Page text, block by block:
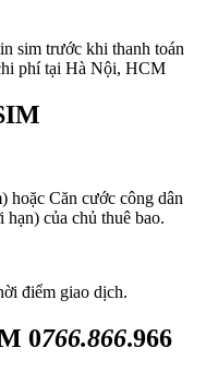
sim trước khi thanh toán
phí tại Hà Nội, HCM
Căn cước công dân
của chủ thuê bao.
điểm giao dịch.
0766.866.966